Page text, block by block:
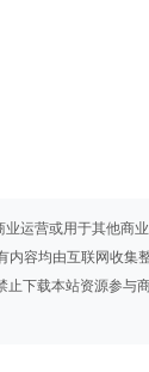
运营或用于其他商
容均由互联网收集
下载本站资源参与